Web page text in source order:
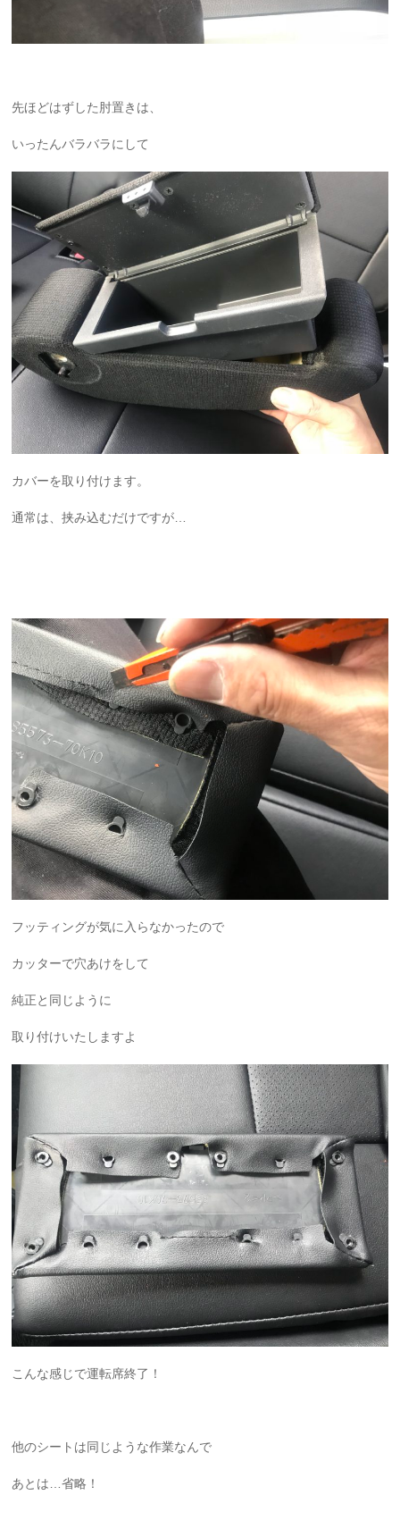
先ほどはずした肘置きは、
いったんバラバラにして
カバーを取り付けます。
通常は、挟み込むだけですが…
フッティングが気に入らなかったので
カッターで穴あけをして
純正と同じように
取り付けいたしますよ
こんな感じで運転席終了！
他のシートは同じような作業なんで
あとは…省略！